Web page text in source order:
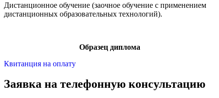
Дистанционное обучение (заочное обучение с применением
дистанционных образовательных технологий).
Образец диплома
Квитанция на оплату
Заявка на телефонную консультацию